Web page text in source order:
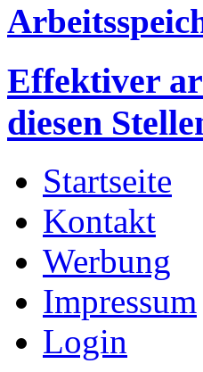
Effektiver
diesen
Startseite
Kontakt
Werbung
Impressum
Login